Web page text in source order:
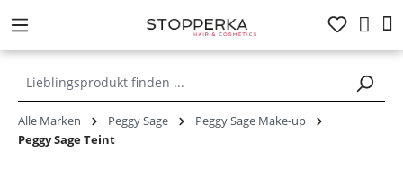
springen
Alle Marken Peggy Sage
Peggy Sage Make-up
Peggy Sage Teint